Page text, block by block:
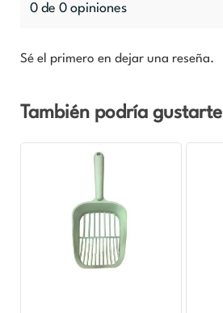
0 de 0 opiniones
Sé el primero en dejar una reseña.
También podría gustarte